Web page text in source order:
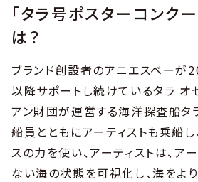
「タラ号ポスターコンク
は？
ブランド創設者のアニエスベーが
以降サポートし続けているタラ オ
アン財団が運営する海洋探査船タ
船員とともにアーティストも乗船
スの力を使い、アーティストは、ア
ない海の状態を可視化し、海をよ